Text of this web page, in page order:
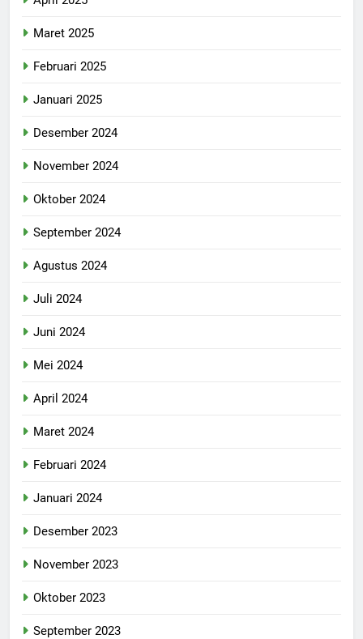
Maret 2025
Februari 2025
Januari 2025
Desember 2024
November 2024
Oktober 2024
September 2024
Agustus 2024
Juli 2024
Juni 2024
Mei 2024
April 2024
Maret 2024
Februari 2024
Januari 2024
Desember 2023
November 2023
Oktober 2023
September 2023